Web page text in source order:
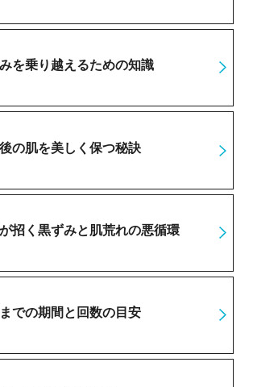
を乗り越えるための知識
の肌を美しく保つ秘訣
招く黒ずみと肌荒れの悪循環
での期間と回数の目安